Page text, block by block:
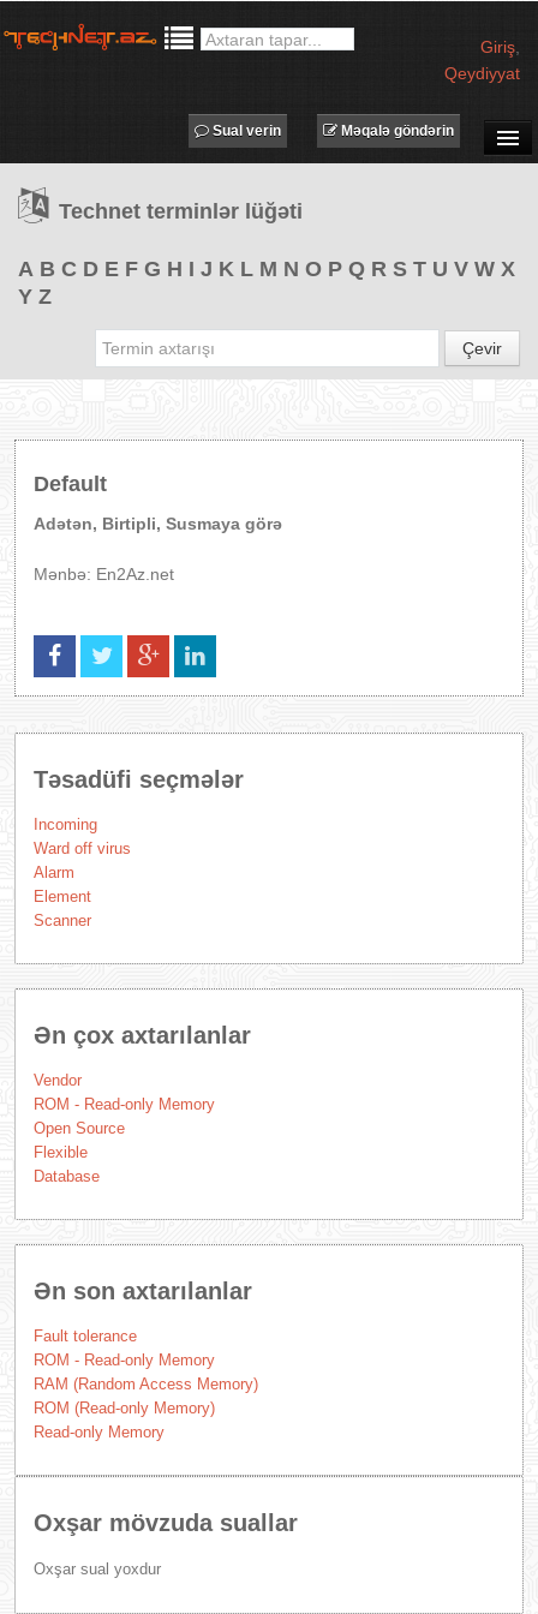
Giriş
Qeydiyyat
TƏDBİRLƏR
PROQRAMLAR
Məqalə göndərin
Sual verin
Technet terminlər lüğəti
A B C D E F G H I J K L M N O P Q R S T U V W X
Y Z
Çevir
Default
Adətən, Birtipli, Susmaya görə
Mənbə: En2Az.net
Təsadüfi seçmələr
Incoming
Ward off virus
Alarm
Element
Scanner
Ən çox axtarılanlar
Vendor
ROM - Read-only Memory
Open Source
Flexible
Database
Ən son axtarılanlar
Fault tolerance
ROM - Read-only Memory
RAM (Random Access Memory)
ROM (Read-only Memory)
Read-only Memory
Oxşar mövzuda suallar
Oxşar sual yoxdur